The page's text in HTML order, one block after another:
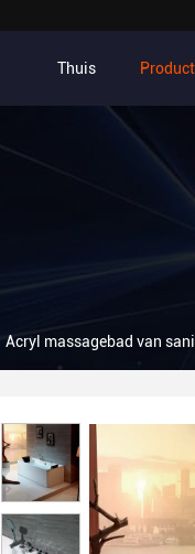
Thuis
Acryl massagebad van